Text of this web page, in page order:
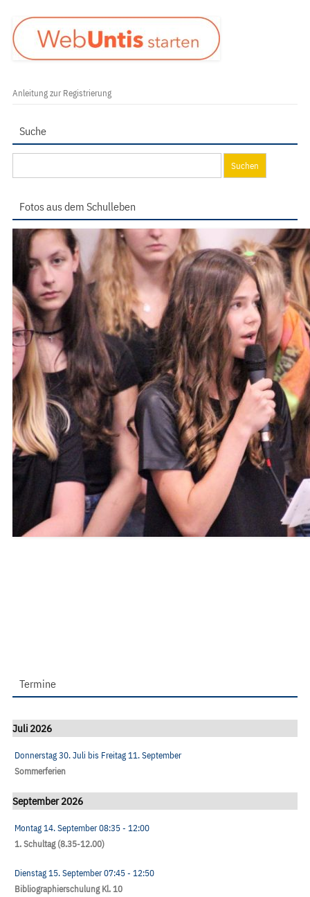
Anleitung zur Registrierung
Suche
nach:
Fotos aus dem Schulleben
Termine
Juli 2026
Donnerstag 30. Juli bis Freitag 11. September
Sommerferien
September 2026
Montag 14. September08:35- 12:00
1. Schultag (8.35-12.00)
Dienstag 15. September07:45- 12:50
Bibliographierschulung Kl. 10